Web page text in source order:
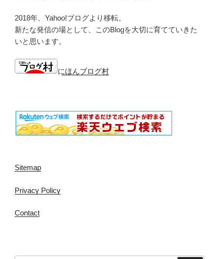
2018年、Yahoo!ブログより移転。
新たな発信の場として、このBlogを大切に育てていきた
いと思います。
にほんブログ村
Sitemap
Privacy Policy
Contact